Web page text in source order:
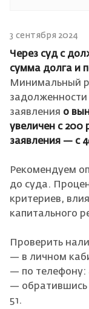
3 сентября 2024
Через суд с
сумма долга и
Минимальный
задолженности
заявления о
увеличен с 200
заявления — с
Рекомендуем
до суда.
критериев,
капитального
Проверить
— в личном
— по телефону:
— обратившись
51.